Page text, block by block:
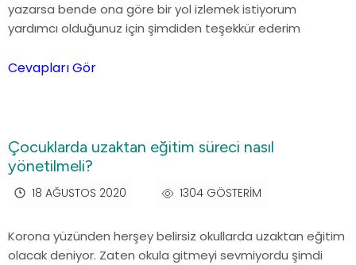
yazarsa bende ona göre bir yol izlemek istiyorum
yardımcı olduğunuz için şimdiden teşekkür ederim
Cevapları Gör
Çocuklarda uzaktan eğitim süreci nasıl
yönetilmeli?
18 AĞUSTOS 2020 1304 GÖSTERIM
Korona yüzünden herşey belirsiz okullarda uzaktan eğitim
olacak deniyor. Zaten okula gitmeyi sevmiyordu şimdi